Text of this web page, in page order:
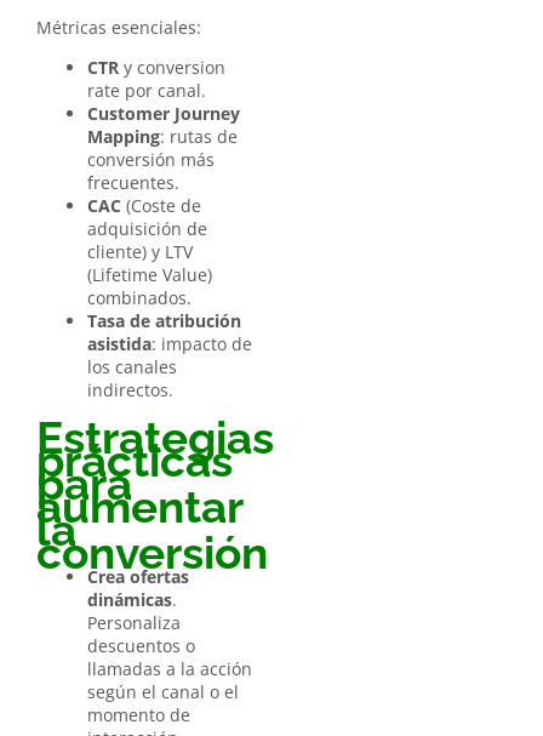
Métricas esenciales:
CTR y conversion
rate por canal.
Customer Journey
Mapping: rutas de
conversión más
frecuentes.
CAC (Coste de
adquisición de
cliente) y LTV
(Lifetime Value)
combinados.
Tasa de atribución
asistida: impacto de
los canales
indirectos.
Estrategias
prácticas
para
aumentar
la
conversión
Crea ofertas
dinámicas.
Personaliza
descuentos o
llamadas a la acción
según el canal o el
momento de